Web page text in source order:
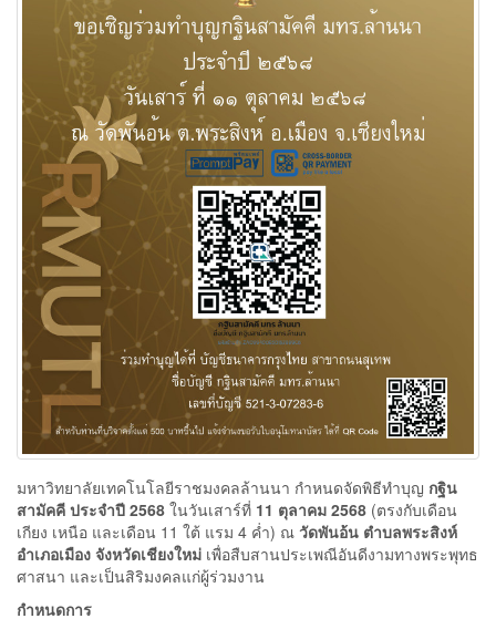
มหาวิทยาลัยเทคโนโลยีราชมงคลล้านนา กำหนดจัดพิธีทำบุญ กฐิน
สามัคคี ประจำปี 2568 ในวันเสาร์ที่ 11 ตุลาคม 2568 (ตรงกับเดือน
เกียง เหนือ และเดือน 11 ใต้ แรม 4 ค่ำ) ณ วัดพันอ้น ตำบลพระสิงห์
อำเภอเมือง จังหวัดเชียงใหม่ เพื่อสืบสานประเพณีอันดีงามทางพระพุทธ
ศาสนา และเป็นสิริมงคลแก่ผู้ร่วมงาน
กำหนดการ